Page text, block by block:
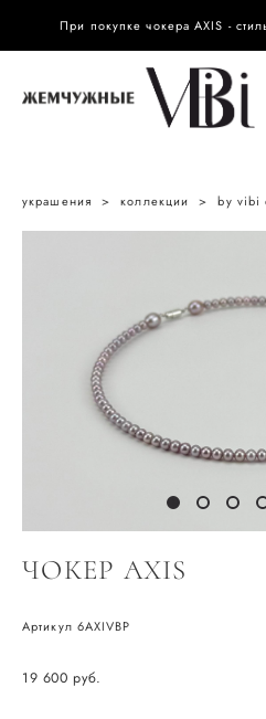
При покупке чокера AXIS -
украшения > коллекции > by vibi
ЧОКЕР AXIS
Артикул 6AXIVBP
19 600 pуб.